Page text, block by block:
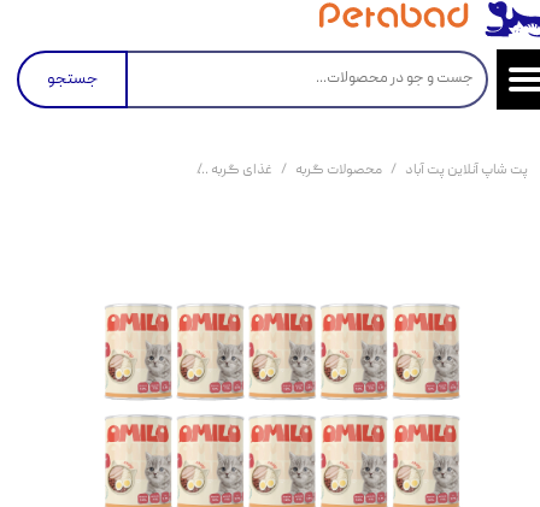
جستجو
پت شاپ آنلاین پت آباد محصولات گربه غذای گربه